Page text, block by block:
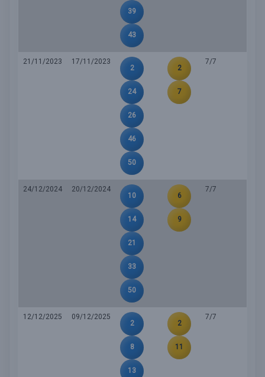
39
43
21/11/2023
17/11/2023
2
24
26
46
50
2
7
7/7
24/12/2024
20/12/2024
10
14
21
33
50
6
9
7/7
12/12/2025
09/12/2025
2
8
13
2
11
7/7